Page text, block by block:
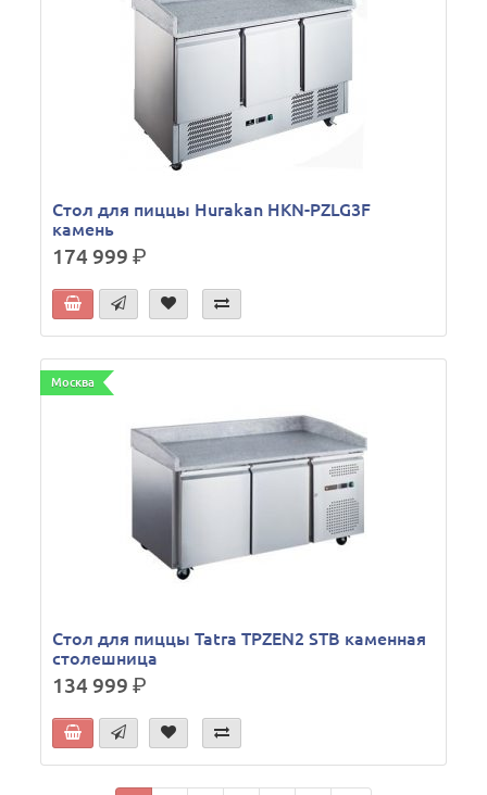
Стол для пиццы Hurakan HKN-PZLG3F
камень
174 999р.
Москва
Стол для пиццы Tatra TPZEN2 STB каменная
столешница
134 999р.